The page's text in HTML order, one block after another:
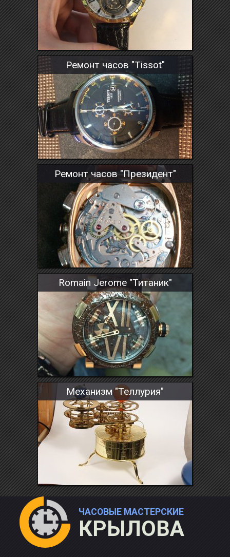
Ремонт часов "Tissot"
Ремонт часов "Президент"
Romain Jerome "Титаник"
Механизм "Теллурия"
ЧАСОВЫЕ МАСТЕРСКИЕ
КРЫЛОВА